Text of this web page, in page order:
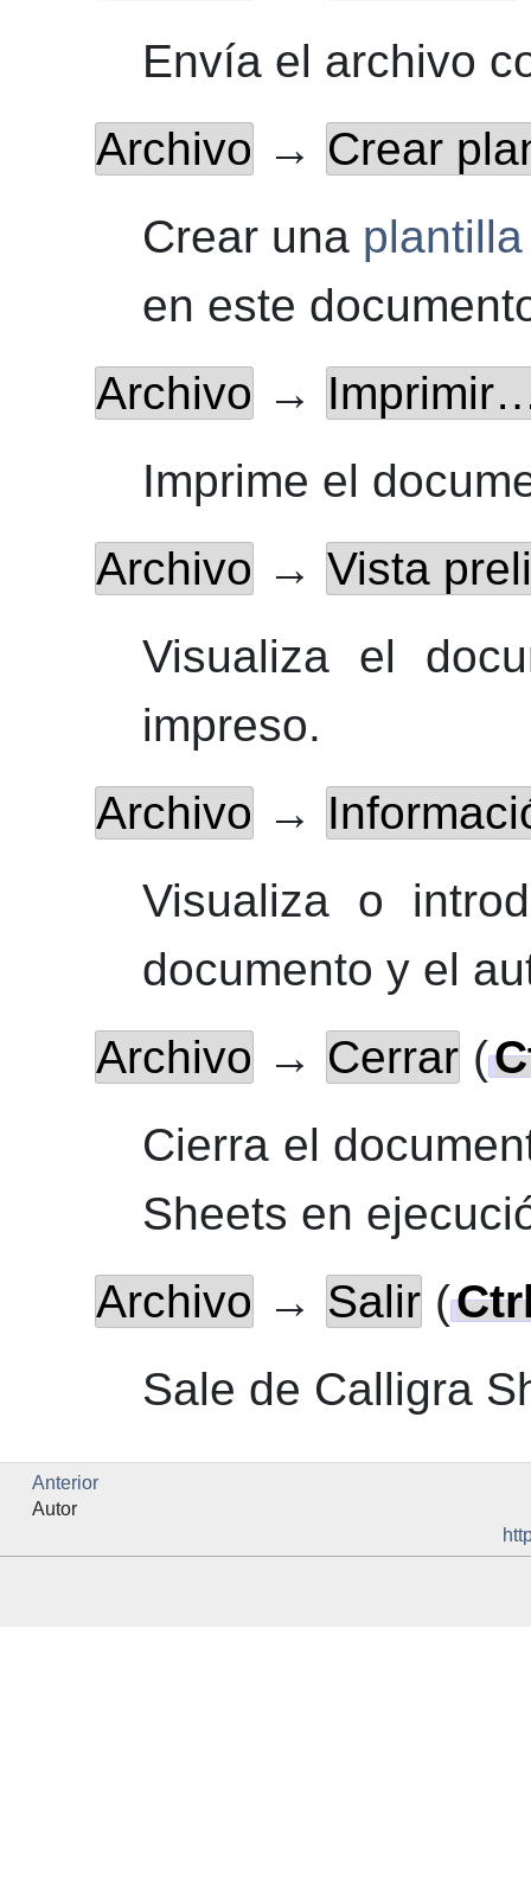
Envía el archivo
Archivo → Crear
Crear una plantilla
en este
Archivo →
Imprime el
Archivo → Vista
Visualiza el
impreso.
Archivo →
Visualiza o
documento y el
Archivo → Cerrar (
Cierra el
Sheets en
Archivo → Salir (
Sale de Calligra
Anterior
Autor